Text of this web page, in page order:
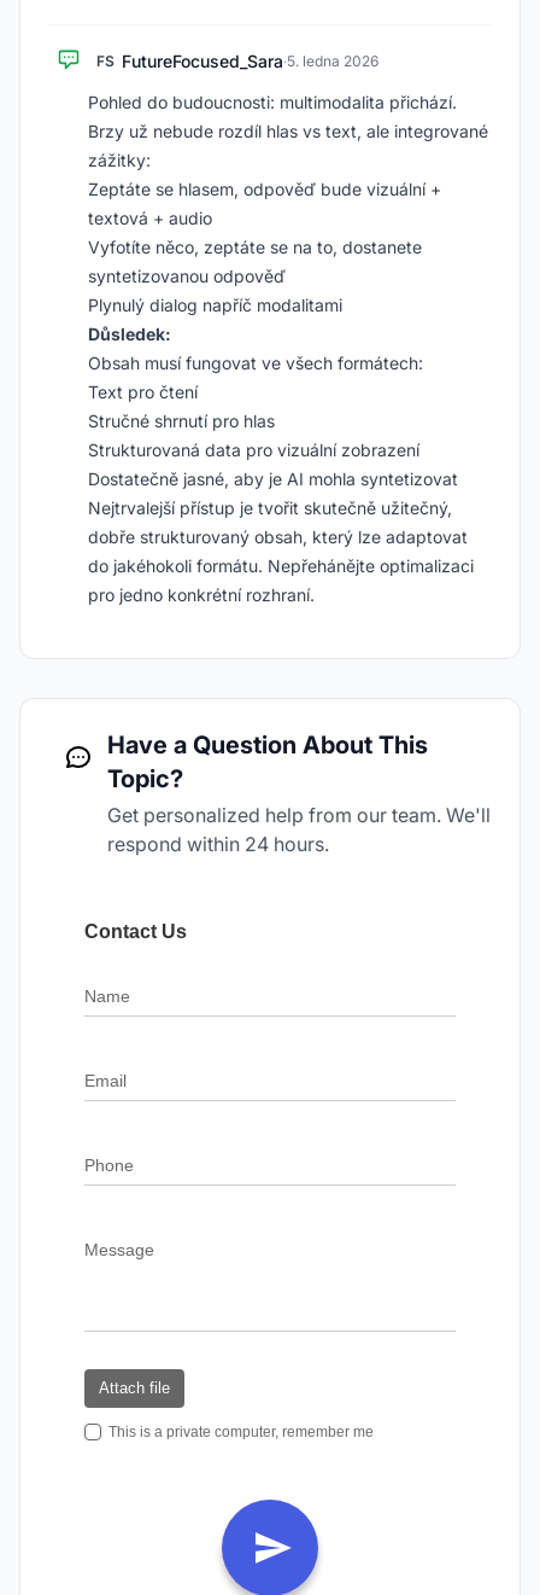
FS FutureFocused_Sara·5. ledna 2026
Pohled do budoucnosti: multimodalita přichází.
Brzy už nebude rozdíl hlas vs text, ale integrované
zážitky:
Zeptáte se hlasem, odpověď bude vizuální +
textová + audio
Vyfotíte něco, zeptáte se na to, dostanete
syntetizovanou odpověď
Plynulý dialog napříč modalitami
Důsledek:
Obsah musí fungovat ve všech formátech:
Text pro čtení
Stručné shrnutí pro hlas
Strukturovaná data pro vizuální zobrazení
Dostatečně jasné, aby je AI mohla syntetizovat
Nejtrvalejší přístup je tvořit skutečně užitečný,
dobře strukturovaný obsah, který lze adaptovat
do jakéhokoli formátu. Nepřehánějte optimalizaci
pro jedno konkrétní rozhraní.
Have a Question About This
Topic?
Get personalized help from our team. We'll
respond within 24 hours.